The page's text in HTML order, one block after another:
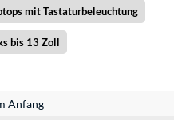
mit Tastaturbeleuchtung
bis 13 Zoll
Anfang